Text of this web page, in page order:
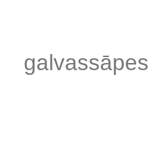
galvassāpes